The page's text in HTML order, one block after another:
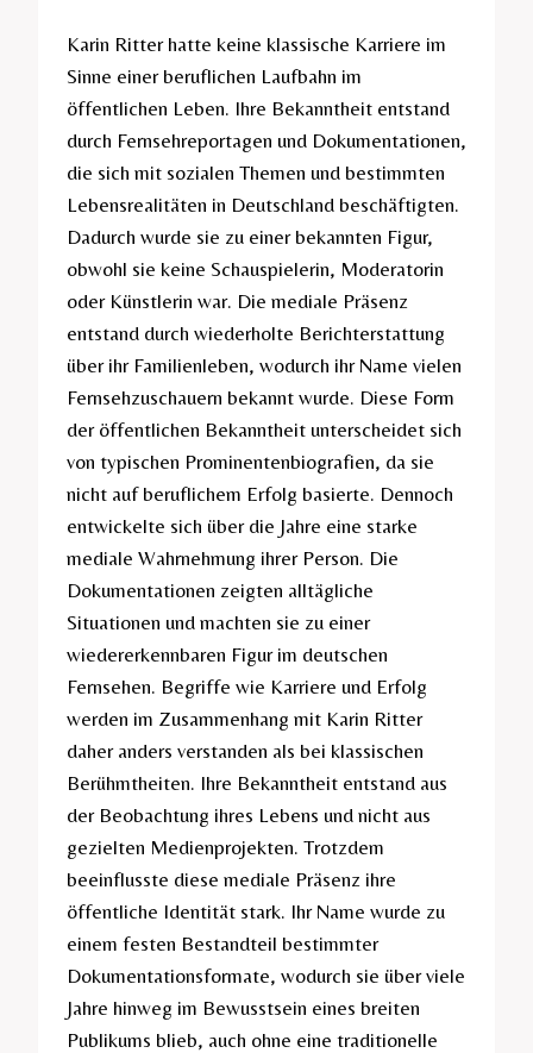
Karin Ritter hatte keine klassische Karriere im
Sinne einer beruflichen Laufbahn im
öffentlichen Leben. Ihre Bekanntheit entstand
durch Fernsehreportagen und Dokumentationen,
die sich mit sozialen Themen und bestimmten
Lebensrealitäten in Deutschland beschäftigten.
Dadurch wurde sie zu einer bekannten Figur,
obwohl sie keine Schauspielerin, Moderatorin
oder Künstlerin war. Die mediale Präsenz
entstand durch wiederholte Berichterstattung
über ihr Familienleben, wodurch ihr Name vielen
Fernsehzuschauern bekannt wurde. Diese Form
der öffentlichen Bekanntheit unterscheidet sich
von typischen Prominentenbiografien, da sie
nicht auf beruflichem Erfolg basierte. Dennoch
entwickelte sich über die Jahre eine starke
mediale Wahrnehmung ihrer Person. Die
Dokumentationen zeigten alltägliche
Situationen und machten sie zu einer
wiedererkennbaren Figur im deutschen
Fernsehen. Begriffe wie Karriere und Erfolg
werden im Zusammenhang mit Karin Ritter
daher anders verstanden als bei klassischen
Berühmtheiten. Ihre Bekanntheit entstand aus
der Beobachtung ihres Lebens und nicht aus
gezielten Medienprojekten. Trotzdem
beeinflusste diese mediale Präsenz ihre
öffentliche Identität stark. Ihr Name wurde zu
einem festen Bestandteil bestimmter
Dokumentationsformate, wodurch sie über viele
Jahre hinweg im Bewusstsein eines breiten
Publikums blieb, auch ohne eine traditionelle